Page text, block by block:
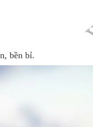
bền bỉ.